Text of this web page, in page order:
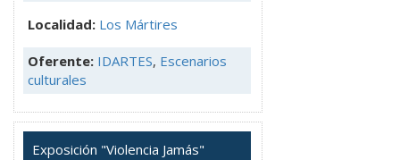
Localidad: Los Mártires
Oferente: IDARTES, Escenarios
culturales
Exposición "Violencia Jamás"